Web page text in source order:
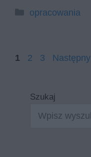
Kategorie
opracowania
Strona
1 Strona
2 Strona
3 Następny
Szukaj